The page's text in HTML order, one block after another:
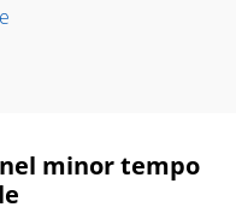
minor tempo